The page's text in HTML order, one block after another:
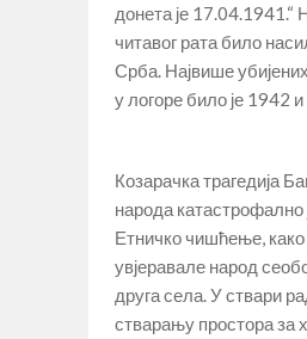
донета је 17.04.1941.“
читавог рата било
Срба. Највише
у логоре било је 1942
Козарачка трагедија
народа катастрофално
Етничко чишћење,
увјеравале народ
друга села. У ствари
стварању простора за